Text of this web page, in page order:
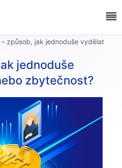
– způsob, jak jednoduše vydělat
jednoduše
zbytečnost?